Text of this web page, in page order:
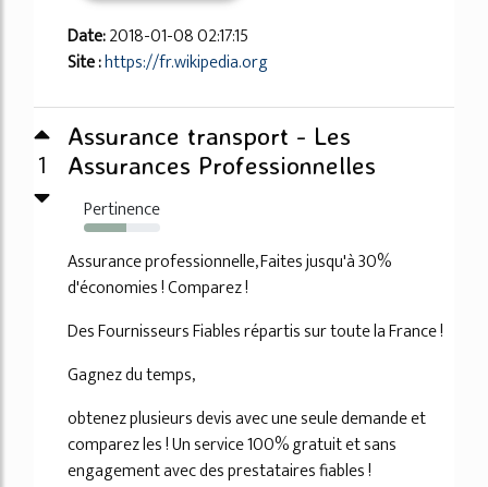
Date:2018-01-08 02:17:15
Site :https://fr.wikipedia.org
1
Assurance transport - Les
Assurances Professionnelles
Pertinence
55%
Assurance professionnelle, Faites jusqu'à 30%
d'économies ! Comparez !
Des Fournisseurs Fiables répartis sur toute la France !
Gagnez du temps,
obtenez plusieurs devis avec une seule demande et
comparez les ! Un service 100% gratuit et sans
engagement avec des prestataires fiables !